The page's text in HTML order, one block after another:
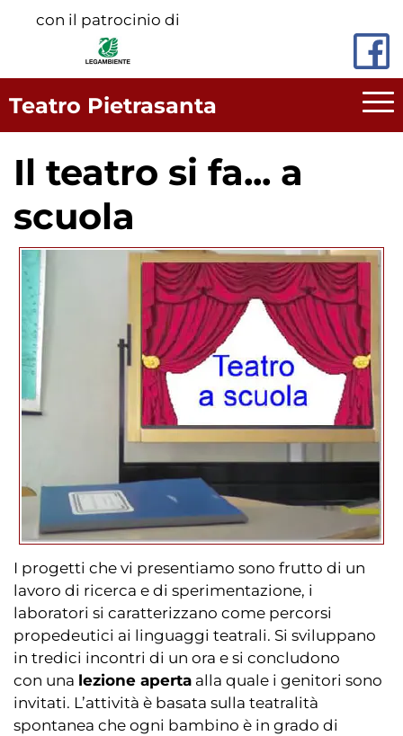
con il patrocinio di
Teatro Pietrasanta
Il teatro si fa... a
scuola
I progetti che vi presentiamo sono frutto di un
lavoro di ricerca e di sperimentazione, i
laboratori si caratterizzano come percorsi
propedeutici ai linguaggi teatrali. Si sviluppano
in tredici incontri di un ora e si concludono
con una lezione aperta alla quale i genitori sono
invitati. L’attività è basata sulla teatralità
spontanea che ogni bambino è in grado di